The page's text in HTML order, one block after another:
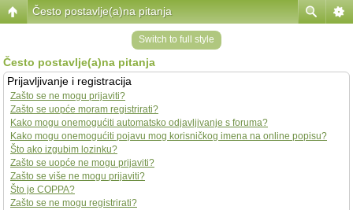
Često postavlje(a)na pitanja
Switch to full style
Često postavlje(a)na pitanja
Prijavljivanje i registracija
Zašto se ne mogu prijaviti?
Zašto se uopće moram registrirati?
Kako mogu onemogućiti automatsko odjavljivanje s foruma?
Kako mogu onemogućiti pojavu mog korisničkog imena na online popisu?
Što ako izgubim lozinku?
Zašto se uopće ne mogu prijaviti?
Zašto se više ne mogu prijaviti?
Što je COPPA?
Zašto se ne mogu registrirati?